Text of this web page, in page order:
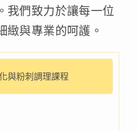
我們致力於讓每一位
緻與專業的呵護。
與粉刺調理課程